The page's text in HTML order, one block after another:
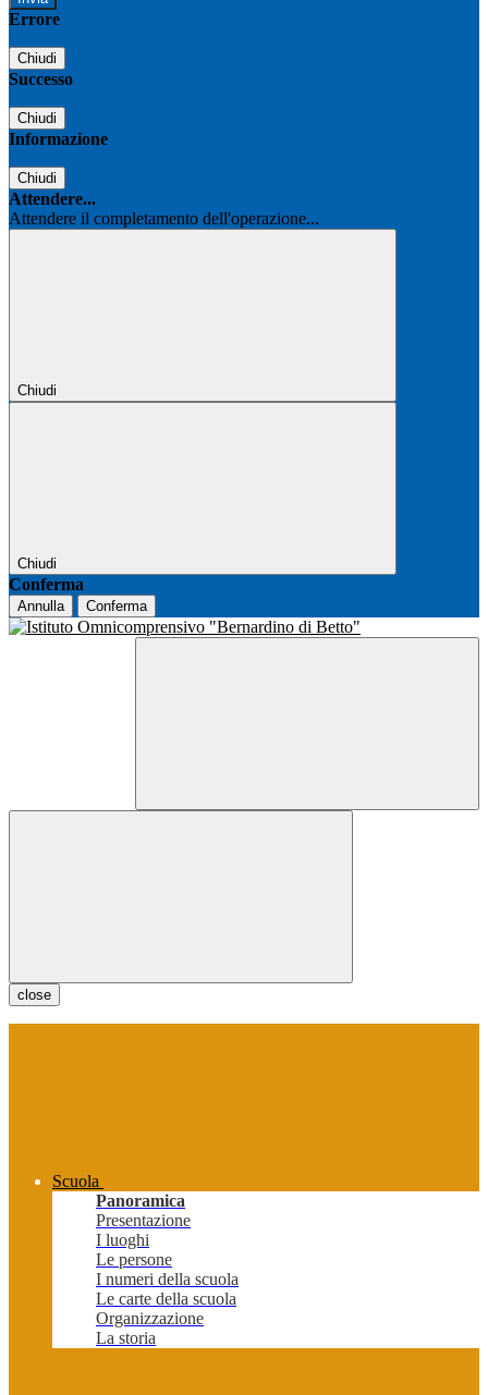
Errore
Chiudi
Successo
Chiudi
Informazione
Chiudi
Attendere...
Attendere il completamento dell'operazione...
Chiudi
Chiudi
Conferma
Annulla Conferma
close
Scuola
Panoramica
Presentazione
I luoghi
Le persone
I numeri della scuola
Le carte della scuola
Organizzazione
La storia